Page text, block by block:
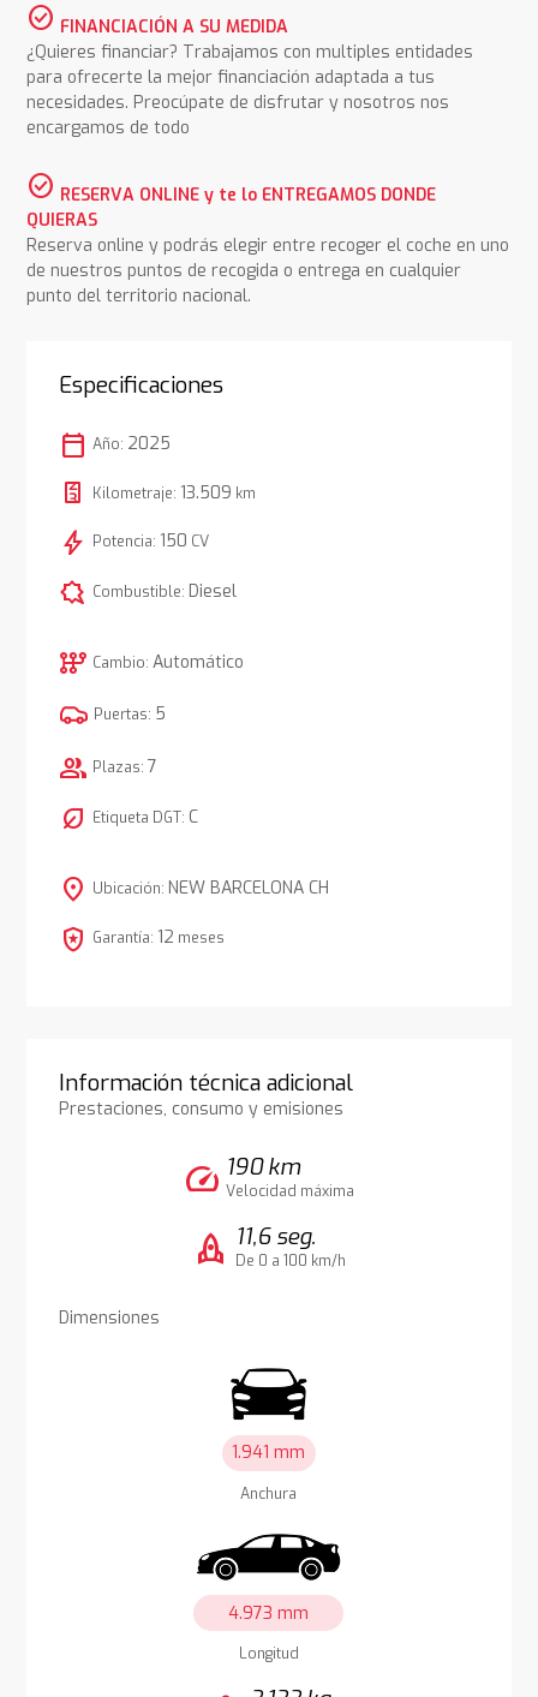
check_circle FINANCIACIÓN A SU MEDIDA
¿Quieres financiar? Trabajamos con multiples entidades
para ofrecerte la mejor financiación adaptada a tus
necesidades. Preocúpate de disfrutar y nosotros nos
encargamos de todo
check_circle RESERVA ONLINE y te lo ENTREGAMOS DONDE
QUIERAS
Reserva online y podrás elegir entre recoger el coche en uno
de nuestros puntos de recogida o entrega en cualquier
punto del territorio nacional.
Especificaciones
calendar_today Año: 2025
Kilometraje: 13.509 km
bolt Potencia: 150 CV
comic_bubble Combustible: Diesel
auto_transmission Cambio: Automático
Puertas: 5
group Plazas: 7
nest_eco_leaf Etiqueta DGT: C
location_on Ubicación: NEW BARCELONA CH
local_police Garantía: 12 meses
Información técnica adicional
Prestaciones, consumo y emisiones
speed 190 km
Velocidad máxima
rocket 11,6 seg.
De 0 a 100 km/h
Dimensiones
1.941 mm
Anchura
4.973 mm
Longitud